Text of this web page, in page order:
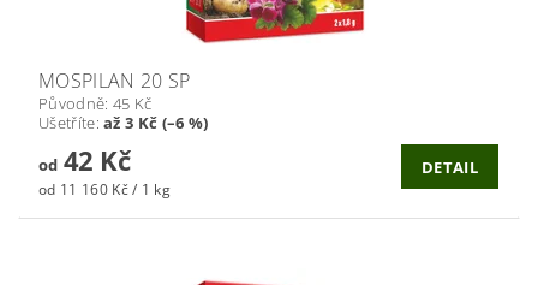
MOSPILAN 20 SP
Původně: 45 Kč
Ušetříte:až 3 Kč (–6 %)
od42 Kč
od 11 160 Kč / 1 kg
DETAIL